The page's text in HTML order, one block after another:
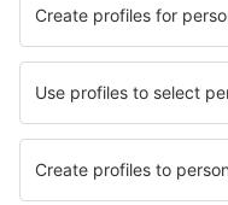
Hotels in Koriyama